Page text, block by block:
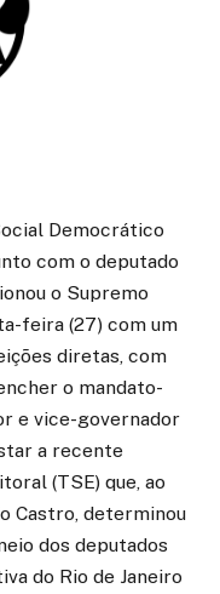
Democrático
com o deputado
o Supremo
feira (27) com um
diretas, com
o mandato-
e vice-governador
a recente
(TSE) que, ao
Castro, determinou
dos deputados
do Rio de Janeiro